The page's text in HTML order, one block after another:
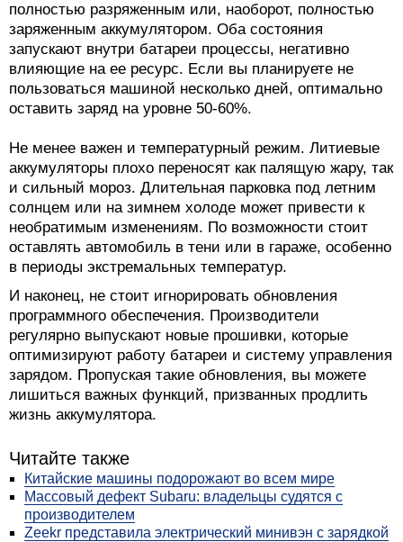
полностью разряженным или, наоборот, полностью
заряженным аккумулятором. Оба состояния
запускают внутри батареи процессы, негативно
влияющие на ее ресурс. Если вы планируете не
пользоваться машиной несколько дней, оптимально
оставить заряд на уровне 50-60%.
Не менее важен и температурный режим. Литиевые
аккумуляторы плохо переносят как палящую жару, так
и сильный мороз. Длительная парковка под летним
солнцем или на зимнем холоде может привести к
необратимым изменениям. По возможности стоит
оставлять автомобиль в тени или в гараже, особенно
в периоды экстремальных температур.
И наконец, не стоит игнорировать обновления
программного обеспечения. Производители
регулярно выпускают новые прошивки, которые
оптимизируют работу батареи и систему управления
зарядом. Пропуская такие обновления, вы можете
лишиться важных функций, призванных продлить
жизнь аккумулятора.
Читайте также
Китайские машины подорожают во всем мире
Массовый дефект Subaru: владельцы судятся с
производителем
Zeekr представила электрический минивэн с зарядкой